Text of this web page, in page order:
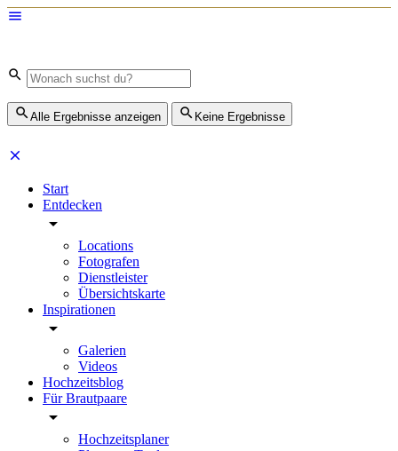
Alle Ergebnisse anzeigen Keine Ergebnisse
Start
Entdecken
Locations
Fotografen
Dienstleister
Übersichtskarte
Inspirationen
Galerien
Videos
Hochzeitsblog
Für Brautpaare
Hochzeitsplaner